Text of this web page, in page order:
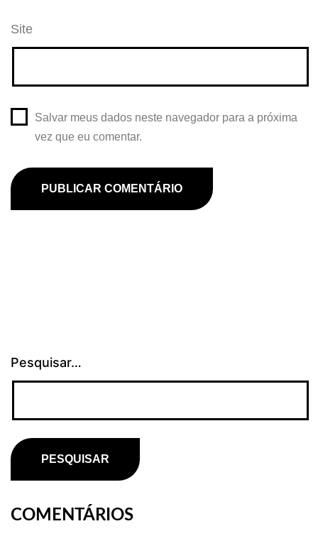
Site
Salvar meus dados neste navegador para a próxima
vez que eu comentar.
Pesquisar…
COMENTÁRIOS